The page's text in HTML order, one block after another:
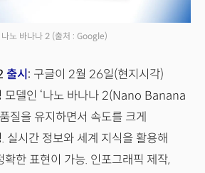
나노 바나나 2 (출처 : Google)
출시 : 구글이 2월 26일(현지시각)
모델인 ‘나노 바나나 2(Nano Banana
질을 유지하면서 속도를 크게
실시간 정보와 세계 지식을 활용해
확한 표현이 가능. 인포그래픽 제작,